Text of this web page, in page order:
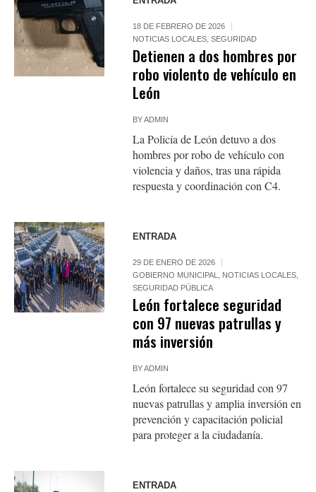
18 DE FEBRERO DE 2026
NOTICIAS LOCALES ,SEGURIDAD
Detienen a dos hombres por
robo violento de vehículo en
León
BYADMIN
La Policía de León detuvo a dos
hombres por robo de vehículo con
violencia y daños, tras una rápida
respuesta y coordinación con C4.
ENTRADA
29 DE ENERO DE 2026
GOBIERNO MUNICIPAL
NOTICIAS LOCALES
SEGURIDAD PÚBLICA
León fortalece seguridad
con 97 nuevas patrullas y
más inversión
BYADMIN
León fortalece su seguridad con 97
nuevas patrullas y amplia inversión en
prevención y capacitación policial
para proteger a la ciudadanía.
ENTRADA